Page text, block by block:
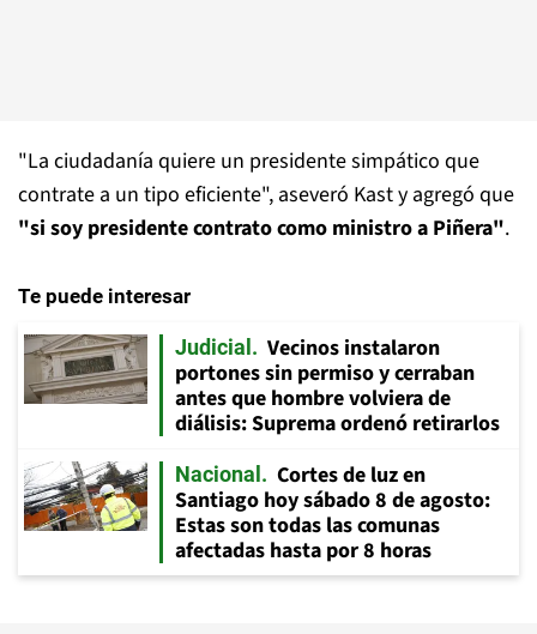
"La ciudadanía quiere un presidente simpático que
contrate a un tipo eficiente", aseveró Kast y agregó que
"si soy presidente contrato como ministro a Piñera".
Te puede interesar
Judicial
Vecinos instalaron
portones sin permiso y cerraban
antes que hombre volviera de
diálisis: Suprema ordenó retirarlos
Nacional
Cortes de luz en
Santiago hoy sábado 8 de agosto:
Estas son todas las comunas
afectadas hasta por 8 horas